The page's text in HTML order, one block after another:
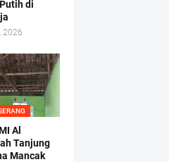
di
2026
Al
Tanjung
Mancak